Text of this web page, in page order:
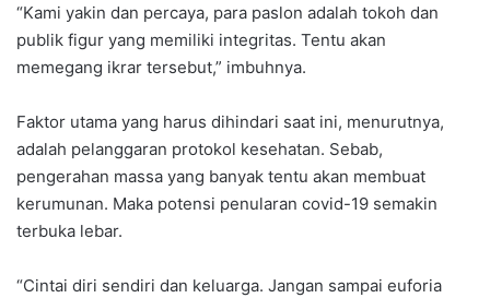
“Kami yakin dan percaya, para paslon adalah tokoh dan
publik figur yang memiliki integritas. Tentu akan
memegang ikrar tersebut,” imbuhnya.
Faktor utama yang harus dihindari saat ini, menurutnya,
adalah pelanggaran protokol kesehatan. Sebab,
pengerahan massa yang banyak tentu akan membuat
kerumunan. Maka potensi penularan covid-19 semakin
terbuka lebar.
“Cintai diri sendiri dan keluarga. Jangan sampai euforia